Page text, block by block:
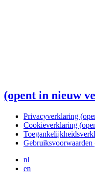
(opent in nieuw
Privacyverklaring
Cookieverklaring
Gebruiksvoorwaarden
nl
en